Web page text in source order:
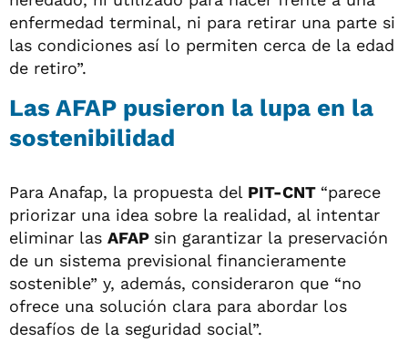
enfermedad terminal, ni para retirar una parte si
las condiciones así lo permiten cerca de la edad
de retiro”.
Las AFAP pusieron la lupa en la
sostenibilidad
Para Anafap, la propuesta del PIT-CNT “parece
priorizar una idea sobre la realidad, al intentar
eliminar las AFAP sin garantizar la preservación
de un sistema previsional financieramente
sostenible” y, además, consideraron que “no
ofrece una solución clara para abordar los
desafíos de la seguridad social”.